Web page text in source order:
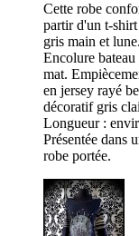
Cette robe
partir d'un t-
gris main et lune.
Encolure
mat.
en jersey rayé
décoratif gris
Longueur :
Présentée dans
robe portée.